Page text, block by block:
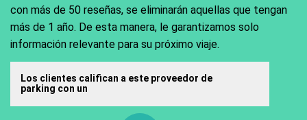
con más de 50 reseñas, se eliminarán aquellas que tengan
más de 1 año. De esta manera, le garantizamos solo
información relevante para su próximo viaje.
Los clientes califican a este proveedor de
parking con un